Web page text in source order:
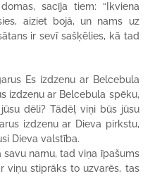
sacīja tiem: “Ikviena
aiziet bojā, un nams uz
ir sevī sašķēlies, kā tad
Es izdzenu ar Belcebula
izdzenu ar Belcebula spēku,
dēli? Tādēļ viņi būs jūsu
izdzenu ar Dieva pirkstu,
Dieva valstība.
namu, tad viņa īpašums
viņu stiprāks to uzvarēs, tas